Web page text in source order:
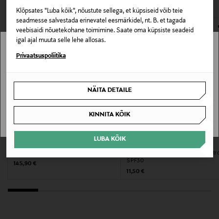
Klõpsates "Luba kõik", nõustute sellega, et küpsiseid võib teie
seadmesse salvestada erinevatel eesmärkidel, nt. B. et tagada
veebisaidi nõuetekohane toimimine. Saate oma küpsiste seadeid
igal ajal muuta selle lehe allosas.
Privaatsuspoliitika
NÄITA DETAILE
KINNITA KÕIK
LUBA KÕIK
Nahatüüp
Vananemisvastane
Värv
Suurus
Aqua, Squalane, Phytosteryl Macadamiate,
Dipropylene Glycol, Niacinamide, C10-40 Isoalkyl Acid
Butylene Glycol, Behenyl Alcohol, Simmondsia
E-POE TAGASTUSED
Original Price
145,90 €
Näokreem Men Expert Derma
SPF30
Original Price
11,50 €
Stockmann pole Sinu riigis saadaval.
SAAN ARU